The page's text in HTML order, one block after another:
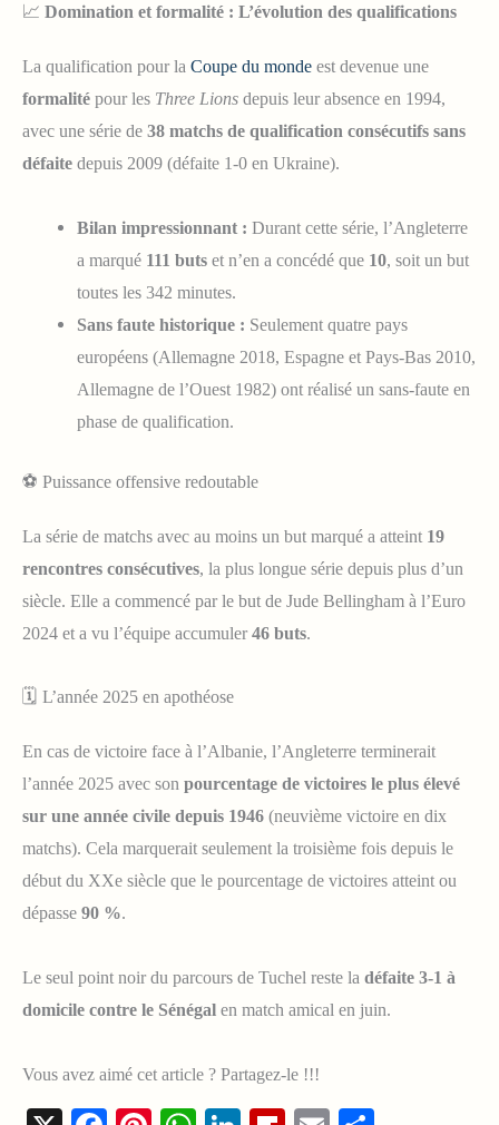
📈 Domination et formalité : L’évolution des qualifications
La qualification pour la Coupe du monde est devenue une
formalité pour les Three Lions depuis leur absence en 1994,
avec une série de 38 matchs de qualification consécutifs sans
défaite depuis 2009 (défaite 1-0 en Ukraine).
Bilan impressionnant : Durant cette série, l’Angleterre
a marqué 111 buts et n’en a concédé que 10, soit un but
toutes les 342 minutes.
Sans faute historique : Seulement quatre pays
européens (Allemagne 2018, Espagne et Pays-Bas 2010,
Allemagne de l’Ouest 1982) ont réalisé un sans-faute en
phase de qualification.
⚽ Puissance offensive redoutable
La série de matchs avec au moins un but marqué a atteint 19
rencontres consécutives, la plus longue série depuis plus d’un
siècle. Elle a commencé par le but de Jude Bellingham à l’Euro
2024 et a vu l’équipe accumuler 46 buts.
🗓️ L’année 2025 en apothéose
En cas de victoire face à l’Albanie, l’Angleterre terminerait
l’année 2025 avec son pourcentage de victoires le plus élevé
sur une année civile depuis 1946 (neuvième victoire en dix
matchs). Cela marquerait seulement la troisième fois depuis le
début du XXe siècle que le pourcentage de victoires atteint ou
dépasse 90 %.
Le seul point noir du parcours de Tuchel reste la défaite 3-1 à
domicile contre le Sénégal en match amical en juin.
Vous avez aimé cet article ? Partagez-le !!!